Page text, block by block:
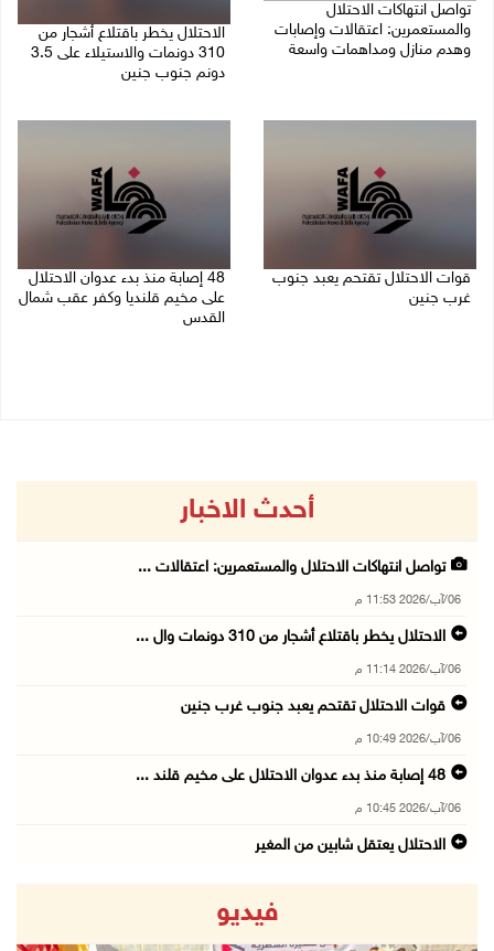
تواصل انتهاكات الاحتلال
والمستعمرين: اعتقالات وإصابات
وهدم منازل ومداهمات واسعة
الاحتلال يخطر باقتلاع أشجار من
310 دونمات والاستيلاء على 3.5
دونم جنوب جنين
قوات الاحتلال تقتحم يعبد جنوب
غرب جنين
48 إصابة منذ بدء عدوان الاحتلال
على مخيم قلنديا وكفر عقب شمال
القدس
أحدث الاخبار
تواصل انتهاكات الاحتلال والمستعمرين: اعتقالات ...
06/آب/2026 11:53 م
الاحتلال يخطر باقتلاع أشجار من 310 دونمات وال ...
06/آب/2026 11:14 م
قوات الاحتلال تقتحم يعبد جنوب غرب جنين
06/آب/2026 10:49 م
48 إصابة منذ بدء عدوان الاحتلال على مخيم قلند ...
06/آب/2026 10:45 م
الاحتلال يعتقل شابين من المغير
وزير الداخلية يبحث مع مكافحة المخدرات الدولي ...
فيديو